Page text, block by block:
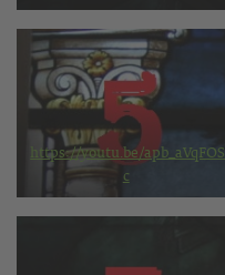
https://youtu.be/apb_aVqFOS
c